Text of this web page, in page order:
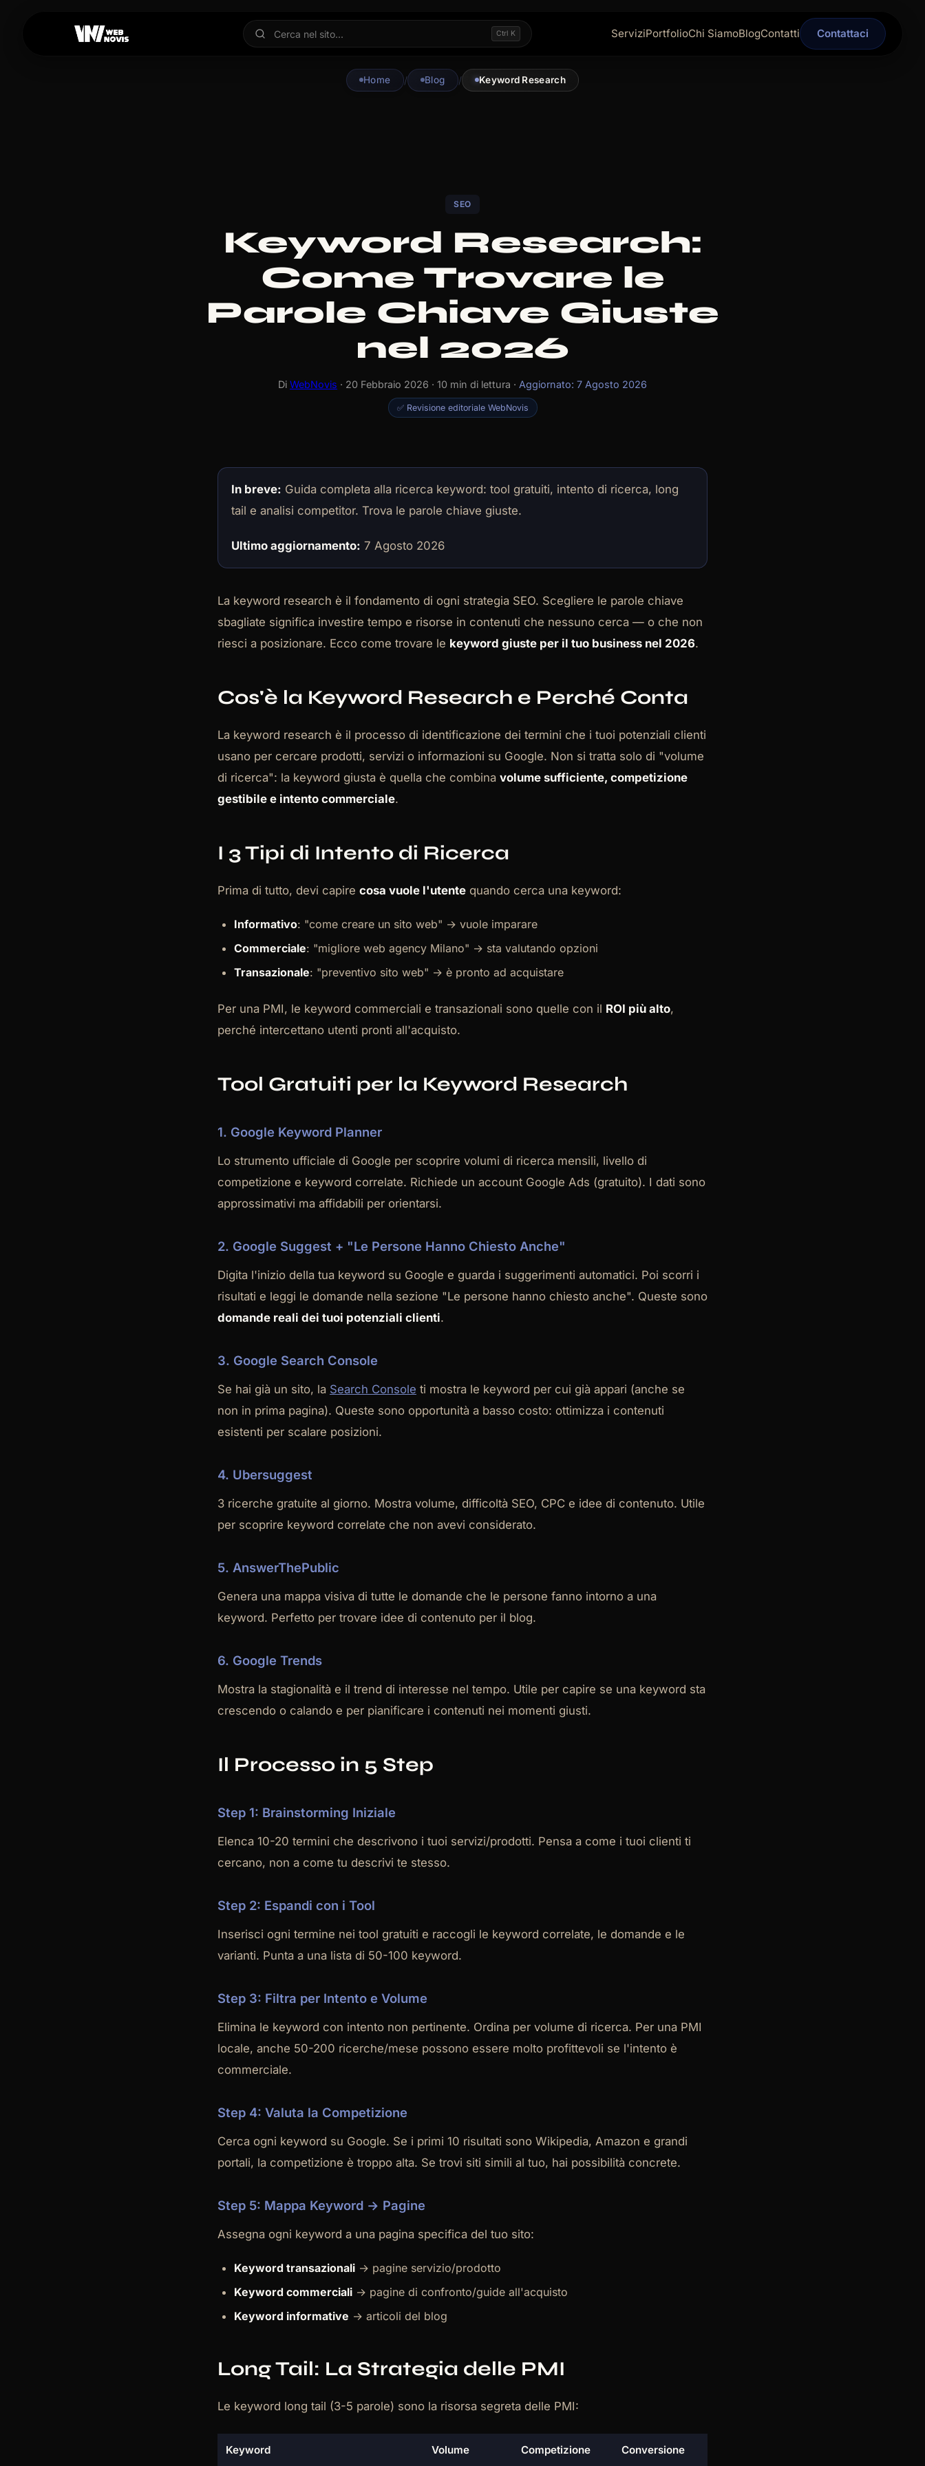
Ctrl K ServiziPortfolioChi SiamoBlogContatti Contattaci
Home / Blog / Keyword Research
SEO
Keyword Research:
Come Trovare le
Parole Chiave Giuste
nel 2026
Di WebNovis · 20 Febbraio 2026 · 10 min di lettura · Aggiornato: 7 Agosto 2026
✅ Revisione editoriale WebNovis
In breve: Guida completa alla ricerca keyword: tool gratuiti, intento di ricerca, long
tail e analisi competitor. Trova le parole chiave giuste.
Ultimo aggiornamento: 7 Agosto 2026
La keyword research è il fondamento di ogni strategia SEO. Scegliere le parole chiave
sbagliate significa investire tempo e risorse in contenuti che nessuno cerca — o che non
riesci a posizionare. Ecco come trovare le keyword giuste per il tuo business nel 2026.
Cos'è la Keyword Research e Perché Conta
La keyword research è il processo di identificazione dei termini che i tuoi potenziali clienti
usano per cercare prodotti, servizi o informazioni su Google. Non si tratta solo di "volume
di ricerca": la keyword giusta è quella che combina volume sufficiente, competizione
gestibile e intento commerciale.
I 3 Tipi di Intento di Ricerca
Prima di tutto, devi capire cosa vuole l'utente quando cerca una keyword:
Informativo: "come creare un sito web" → vuole imparare
Commerciale: "migliore web agency Milano" → sta valutando opzioni
Transazionale: "preventivo sito web" → è pronto ad acquistare
Per una PMI, le keyword commerciali e transazionali sono quelle con il ROI più alto,
perché intercettano utenti pronti all'acquisto.
Tool Gratuiti per la Keyword Research
1. Google Keyword Planner
Lo strumento ufficiale di Google per scoprire volumi di ricerca mensili, livello di
competizione e keyword correlate. Richiede un account Google Ads (gratuito). I dati sono
approssimativi ma affidabili per orientarsi.
2. Google Suggest + "Le Persone Hanno Chiesto Anche"
Digita l'inizio della tua keyword su Google e guarda i suggerimenti automatici. Poi scorri i
risultati e leggi le domande nella sezione "Le persone hanno chiesto anche". Queste sono
domande reali dei tuoi potenziali clienti.
3. Google Search Console
Se hai già un sito, la Search Console ti mostra le keyword per cui già appari (anche se
non in prima pagina). Queste sono opportunità a basso costo: ottimizza i contenuti
esistenti per scalare posizioni.
4. Ubersuggest
3 ricerche gratuite al giorno. Mostra volume, difficoltà SEO, CPC e idee di contenuto. Utile
per scoprire keyword correlate che non avevi considerato.
5. AnswerThePublic
Genera una mappa visiva di tutte le domande che le persone fanno intorno a una
keyword. Perfetto per trovare idee di contenuto per il blog.
6. Google Trends
Mostra la stagionalità e il trend di interesse nel tempo. Utile per capire se una keyword sta
crescendo o calando e per pianificare i contenuti nei momenti giusti.
Il Processo in 5 Step
Step 1: Brainstorming Iniziale
Elenca 10-20 termini che descrivono i tuoi servizi/prodotti. Pensa a come i tuoi clienti ti
cercano, non a come tu descrivi te stesso.
Step 2: Espandi con i Tool
Inserisci ogni termine nei tool gratuiti e raccogli le keyword correlate, le domande e le
varianti. Punta a una lista di 50-100 keyword.
Step 3: Filtra per Intento e Volume
Elimina le keyword con intento non pertinente. Ordina per volume di ricerca. Per una PMI
locale, anche 50-200 ricerche/mese possono essere molto profittevoli se l'intento è
commerciale.
Step 4: Valuta la Competizione
Cerca ogni keyword su Google. Se i primi 10 risultati sono Wikipedia, Amazon e grandi
portali, la competizione è troppo alta. Se trovi siti simili al tuo, hai possibilità concrete.
Step 5: Mappa Keyword → Pagine
Assegna ogni keyword a una pagina specifica del tuo sito:
Keyword transazionali → pagine servizio/prodotto
Keyword commerciali → pagine di confronto/guide all'acquisto
Keyword informative → articoli del blog
Long Tail: La Strategia delle PMI
Le keyword long tail (3-5 parole) sono la risorsa segreta delle PMI:
Keyword Volume Competizione Conversione